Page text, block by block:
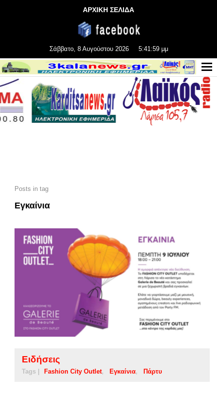
ΑΡΧΙΚΗ ΣΕΛΙΔΑ
Σάββατο, 8 Αυγούστου 2026 5:42:01 μμ
Posts in tag
Εγκαίνια
Ειδήσεις
Tags | Fashion City Outlet Εγκαίνια Πάρτυ